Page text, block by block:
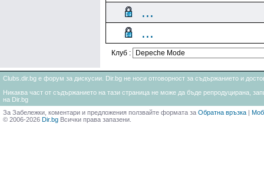
...
...
Клуб :
Clubs.dir.bg е форум за дискусии. Dir.bg не носи отговорност за съдържанието и
Никаква част от съдържанието на тази страница не може да бъде репродуцирана,
на Dir.bg
За Забележки, коментари и предложения ползвайте формата за Обратна връзка |
© 2006-2026 Dir.bg Всички права запазени.